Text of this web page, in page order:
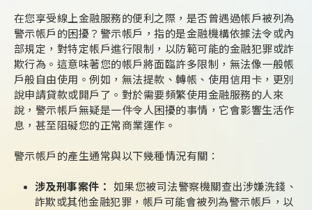
在您享受線上金融服務的便利之際，是否曾遇過帳戶被列為
警示帳戶的困擾？警示帳戶，指的是金融機構依據法令或內
部規定，對特定帳戶進行限制，以防範可能的金融犯罪或詐
欺行為。這意味著您的帳戶將面臨許多限制，無法像一般帳
戶般自由使用。例如，無法提款、轉帳、使用信用卡，更別
說申請貸款或開戶了。對於需要頻繁使用金融服務的人來
說，警示帳戶無疑是一件令人困擾的事情，它會影響生活作
息，甚至阻礙您的正常商業運作。
警示帳戶的產生通常與以下幾種情況有關：
涉及刑事案件：
如果您被司法警察機關查出涉嫌洗錢、
詐欺或其他金融犯罪，帳戶可能會被列為警示帳戶，以